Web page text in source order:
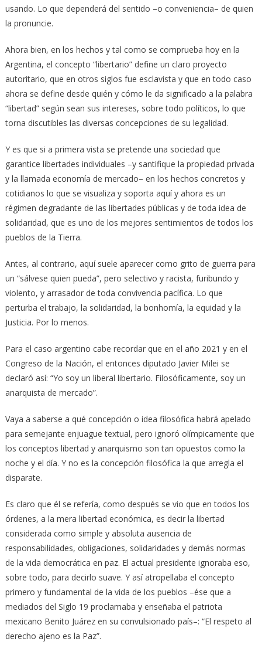
usando. Lo que dependerá del sentido –o conveniencia– de quien
la pronuncie.
Ahora bien, en los hechos y tal como se comprueba hoy en la
Argentina, el concepto “libertario” define un claro proyecto
autoritario, que en otros siglos fue esclavista y que en todo caso
ahora se define desde quién y cómo le da significado a la palabra
“libertad” según sean sus intereses, sobre todo políticos, lo que
torna discutibles las diversas concepciones de su legalidad.
Y es que si a primera vista se pretende una sociedad que
garantice libertades individuales –y santifique la propiedad privada
y la llamada economía de mercado– en los hechos concretos y
cotidianos lo que se visualiza y soporta aquí y ahora es un
régimen degradante de las libertades públicas y de toda idea de
solidaridad, que es uno de los mejores sentimientos de todos los
pueblos de la Tierra.
Antes, al contrario, aquí suele aparecer como grito de guerra para
un “sálvese quien pueda”, pero selectivo y racista, furibundo y
violento, y arrasador de toda convivencia pacífica. Lo que
perturba el trabajo, la solidaridad, la bonhomía, la equidad y la
Justicia. Por lo menos.
Para el caso argentino cabe recordar que en el año 2021 y en el
Congreso de la Nación, el entonces diputado Javier Milei se
declaró así: “Yo soy un liberal libertario. Filosóficamente, soy un
anarquista de mercado”.
Vaya a saberse a qué concepción o idea filosófica habrá apelado
para semejante enjuague textual, pero ignoró olímpicamente que
los conceptos libertad y anarquismo son tan opuestos como la
noche y el día. Y no es la concepción filosófica la que arregla el
disparate.
Es claro que él se refería, como después se vio que en todos los
órdenes, a la mera libertad económica, es decir la libertad
considerada como simple y absoluta ausencia de
responsabilidades, obligaciones, solidaridades y demás normas
de la vida democrática en paz. El actual presidente ignoraba eso,
sobre todo, para decirlo suave. Y así atropellaba el concepto
primero y fundamental de la vida de los pueblos –ése que a
mediados del Siglo 19 proclamaba y enseñaba el patriota
mexicano Benito Juárez en su convulsionado país–: “El respeto al
derecho ajeno es la Paz”.